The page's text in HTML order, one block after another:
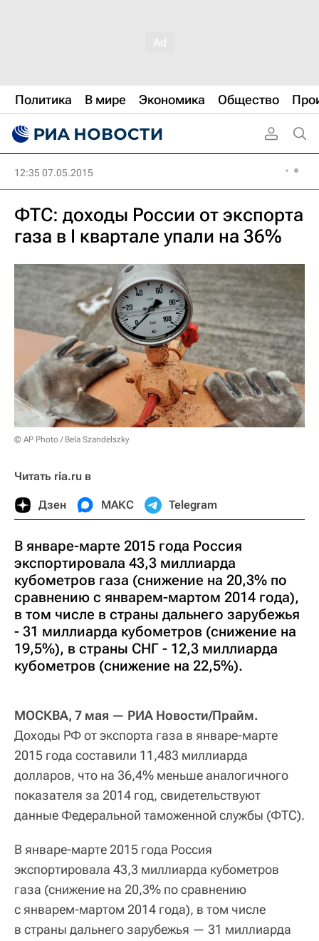
Политика В мире Экономика Общество
12:35 07.05.2015
ФТС: доходы России от экспорта
газа в I квартале упали на 36%
© AP Photo / Bela Szandelszky
Читать ria.ru в
Дзен МАКС Telegram
В январе-марте 2015 года Россия
экспортировала 43,3 миллиарда
кубометров газа (снижение на 20,3% по
сравнению с январем-мартом 2014 года),
в том числе в страны дальнего зарубежья
- 31 миллиарда кубометров (снижение на
19,5%), в страны СНГ - 12,3 миллиарда
кубометров (снижение на 22,5%).
МОСКВА, 7 мая — РИА Новости/Прайм.
Доходы РФ от экспорта газа в январе-марте
2015 года составили 11,483 миллиарда
долларов, что на 36,4% меньше аналогичного
показателя за 2014 год, свидетельствуют
данные Федеральной таможенной службы (ФТС).
В январе-марте 2015 года Россия
экспортировала 43,3 миллиарда кубометров
газа (снижение на 20,3% по сравнению
с январем-мартом 2014 года), в том числе
в страны дальнего зарубежья — 31 миллиарда